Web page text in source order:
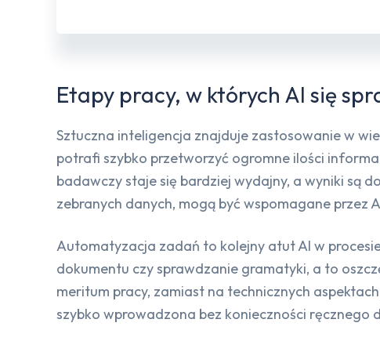
Etapy pracy, w których AI się
Sztuczna inteligencja znajduje zastosowanie w
potrafi szybko przetworzyć ogromne ilości
badawczy staje się bardziej wydajny, a wyniki są
zebranych danych, mogą być wspomagane
Automatyzacja zadań to kolejny atut AI w
dokumentu czy sprawdzanie gramatyki, a to
meritum pracy, zamiast na technicznych
szybko wprowadzona bez konieczności ręcznego